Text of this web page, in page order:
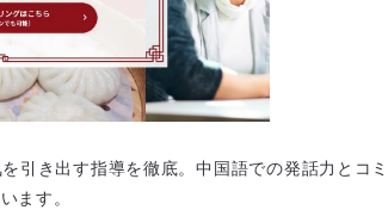
引き出す指導を徹底。中国語での発話力とコミ
ます。